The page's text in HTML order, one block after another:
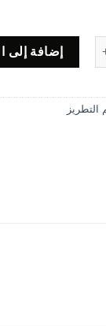
إضافة إلى